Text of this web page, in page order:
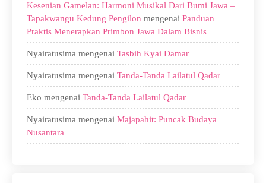
Kesenian Gamelan: Harmoni Musikal Dari Bumi Jawa –
Tapakwangu Kedung Pengilon mengenai Panduan
Praktis Menerapkan Primbon Jawa Dalam Bisnis
Nyairatusima mengenai Tasbih Kyai Damar
Nyairatusima mengenai Tanda-Tanda Lailatul Qadar
Eko mengenai Tanda-Tanda Lailatul Qadar
Nyairatusima mengenai Majapahit: Puncak Budaya
Nusantara